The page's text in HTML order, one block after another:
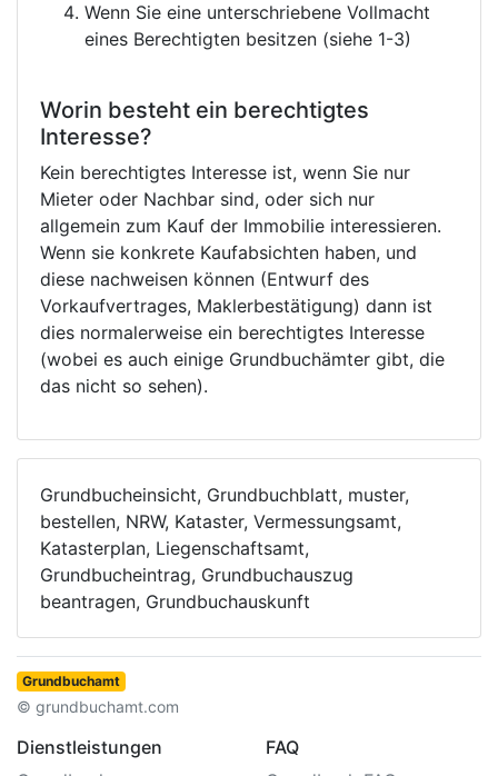
Wenn Sie eine unterschriebene Vollmacht
eines Berechtigten besitzen (siehe 1-3)
Worin besteht ein berechtigtes
Interesse?
Kein berechtigtes Interesse ist, wenn Sie nur
Mieter oder Nachbar sind, oder sich nur
allgemein zum Kauf der Immobilie interessieren.
Wenn sie konkrete Kaufabsichten haben, und
diese nachweisen können (Entwurf des
Vorkaufvertrages, Maklerbestätigung) dann ist
dies normalerweise ein berechtigtes Interesse
(wobei es auch einige Grundbuchämter gibt, die
das nicht so sehen).
Grundbucheinsicht, Grundbuchblatt, muster,
bestellen, NRW, Kataster, Vermessungsamt,
Katasterplan, Liegenschaftsamt,
Grundbucheintrag, Grundbuchauszug
beantragen, Grundbuchauskunft
Grundbuchamt
© grundbuchamt.com
Dienstleistungen
FAQ